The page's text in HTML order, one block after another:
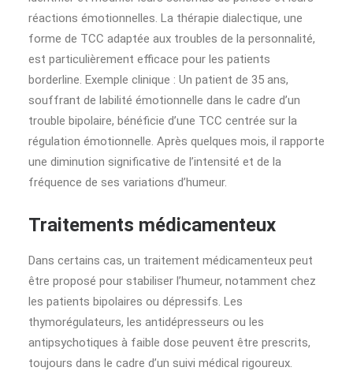
réactions émotionnelles. La thérapie dialectique, une
forme de TCC adaptée aux troubles de la personnalité,
est particulièrement efficace pour les patients
borderline. Exemple clinique : Un patient de 35 ans,
souffrant de labilité émotionnelle dans le cadre d’un
trouble bipolaire, bénéficie d’une TCC centrée sur la
régulation émotionnelle. Après quelques mois, il rapporte
une diminution significative de l’intensité et de la
fréquence de ses variations d’humeur.
Traitements médicamenteux
Dans certains cas, un traitement médicamenteux peut
être proposé pour stabiliser l’humeur, notamment chez
les patients bipolaires ou dépressifs. Les
thymorégulateurs, les antidépresseurs ou les
antipsychotiques à faible dose peuvent être prescrits,
toujours dans le cadre d’un suivi médical rigoureux.